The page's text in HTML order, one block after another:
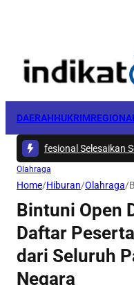
DAERAHHUKRIM
Selesaikan Sengketa
Olahraga
Home/Hiburan/Olahraga/
Bintuni Open
Daftar
dari Seluruh
Negara